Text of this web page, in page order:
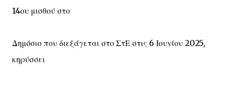
14ου μισθού στο
Δημόσιο που διεξάγεται στο ΣτΕ στις 6 Ιουνίου 2025,
κηρύσσει